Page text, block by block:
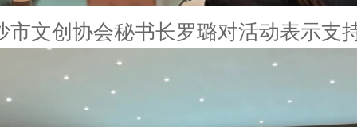
创协会秘书长罗璐对活动表示支